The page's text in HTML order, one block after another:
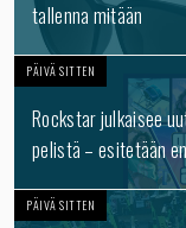
tallenna mitään
PÄIVÄ SITTEN
Rockstar julkaisee
pelistä – esitetään
PÄIVÄ SITTEN